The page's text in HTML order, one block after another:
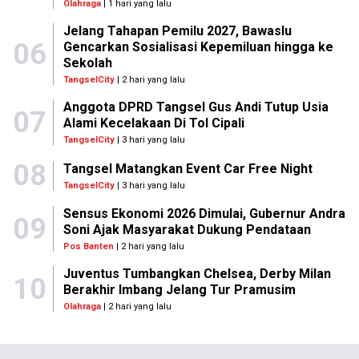
Olahraga| 1 hari yang lalu
06
Jelang Tahapan Pemilu 2027, Bawaslu
Gencarkan Sosialisasi Kepemiluan hingga ke
Sekolah
TangselCity| 2 hari yang lalu
07
Anggota DPRD Tangsel Gus Andi Tutup Usia
Alami Kecelakaan Di Tol Cipali
TangselCity| 3 hari yang lalu
08 Tangsel Matangkan Event Car Free Night
TangselCity | 3 hari yang lalu
09
Sensus Ekonomi 2026 Dimulai, Gubernur Andra
Soni Ajak Masyarakat Dukung Pendataan
Pos Banten | 2 hari yang lalu
10
Juventus Tumbangkan Chelsea, Derby Milan
Berakhir Imbang Jelang Tur Pramusim
Olahraga| 2 hari yang lalu